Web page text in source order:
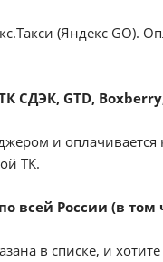
(Яндекс GO).
СДЭК, GTD,
и оплачивается
ТК.
всей России (в том
в списке, и хотите